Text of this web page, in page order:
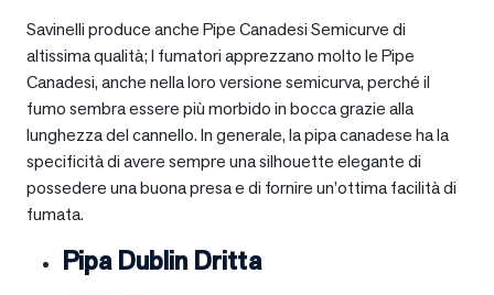
Savinelli produce anche Pipe Canadesi Semicurve di
altissima qualità; I fumatori apprezzano molto le Pipe
Canadesi, anche nella loro versione semicurva, perché il
fumo sembra essere più morbido in bocca grazie alla
lunghezza del cannello. In generale, la pipa canadese ha la
specificità di avere sempre una silhouette elegante di
possedere una buona presa e di fornire un’ottima facilità di
fumata.
Pipa Dublin Dritta